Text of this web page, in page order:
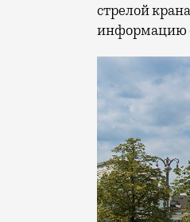
стрелой
информацию